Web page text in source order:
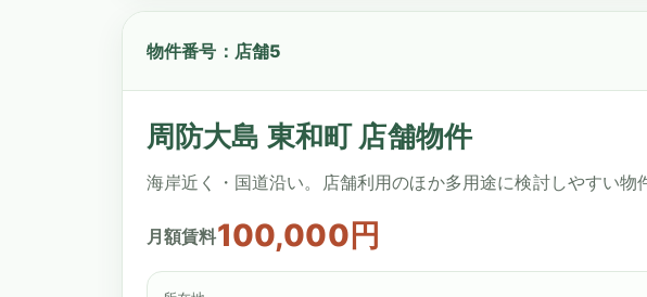
物件番号：店舗5
周防大島 東和町 店舗物件
海岸近く・国道沿い。店舗利用のほか多用途に検討しやすい物
月額賃料100,000円